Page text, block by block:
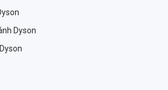
Dyson